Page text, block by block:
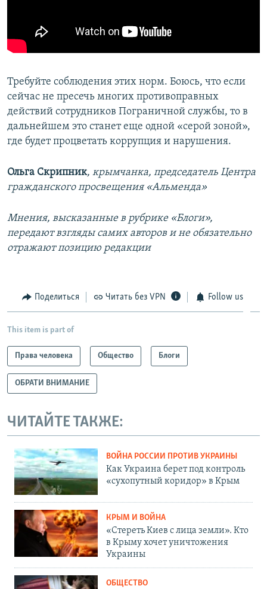
Требуйте соблюдения этих норм. Боюсь, что если
сейчас не пресечь многих противоправных
действий сотрудников Пограничной службы, то в
дальнейшем это станет еще одной «серой зоной»,
где будет процветать коррупция и нарушения.
Ольга Скрипник, крымчанка, председатель Центра
гражданского просвещения «Альменда»
Мнения, высказанные в рубрике «Блоги»,
передают взгляды самих авторов и не обязательно
отражают позицию редакции
Поделиться Читать без VPN Follow us
This item is part of
Права человека Общество Блоги
ОБРАТИ ВНИМАНИЕ
ЧИТАЙТЕ ТАКЖЕ:
ВОЙНА РОССИИ ПРОТИВ УКРАИНЫ
Как Украина берет под контроль
«сухопутный коридор» в Крым
КРЫМ И ВОЙНА
«Стереть Киев с лица земли». Кто
в Крыму хочет уничтожения
Украины
ОБЩЕСТВО